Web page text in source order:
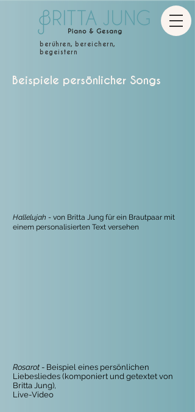
berühren, bereichern,
begeistern
Beispiele persönlicher Songs
Hallelujah - von Britta Jung für ein Brautpaar mit
einem personalisierten Text versehen
Rosarot - Beispiel eines persönlichen
Liebesliedes (komponiert und getextet von
Britta Jung),
Live-Video